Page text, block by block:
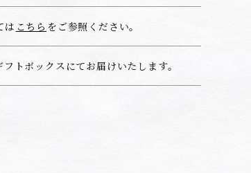
は こちら をご参照ください。
トボックスにてお届けいたします。